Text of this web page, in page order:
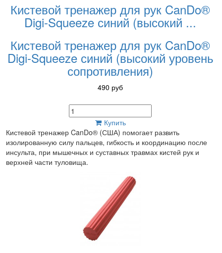
Кистевой тренажер для рук CanDo®
Digi-Squeeze синий (высокий ...
Кистевой тренажер для рук CanDo®
Digi-Squeeze синий (высокий уровень
сопротивления)
490 руб
Купить
Кистевой тренажер CanDo® (США) помогает развить
изолированную силу пальцев, гибкость и координацию после
инсульта, при мышечных и суставных травмах кистей рук и
верхней части туловища.